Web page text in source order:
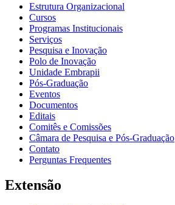
Estrutura Organizacional
Cursos
Programas Institucionais
Serviços
Pesquisa e Inovação
Polo de Inovação
Unidade Embrapii
Pós-Graduação
Eventos
Documentos
Editais
Comitês e Comissões
Câmara de Pesquisa e Pós-Graduação
Contato
Perguntas Frequentes
Extensão